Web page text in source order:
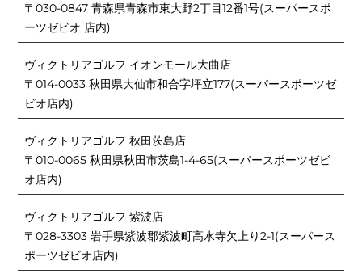
〒030-0847 青森県青森市東大野2丁目12番1号(スーパースポ
ーツゼビオ 店内)
ヴィクトリアゴルフ イオンモール大曲店
〒014-0033 秋田県大仙市和合字坪立177(スーパースポーツゼ
ビオ店内)
ヴィクトリアゴルフ 秋田茨島店
〒010-0065 秋田県秋田市茨島1-4-65(スーパースポーツゼビ
オ店内)
ヴィクトリアゴルフ 紫波店
〒028-3303 岩手県紫波郡紫波町高水寺欠上り2-1(スーパース
ポーツゼビオ店内)